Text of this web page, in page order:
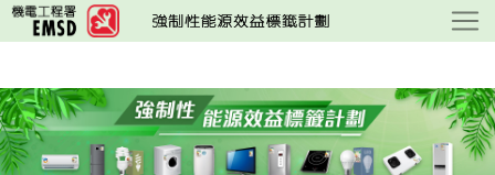
跳
至
要
內
容